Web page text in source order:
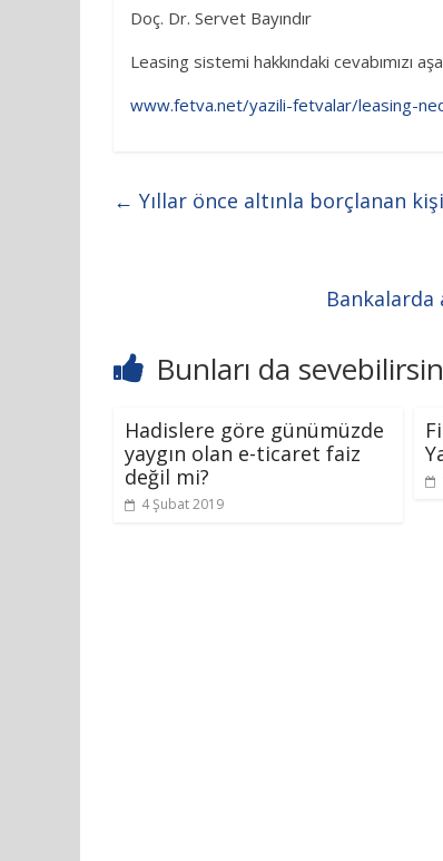
Doç. Dr. Servet Bayındır
Leasing sistemi hakkındaki cevabımızı
www.fetva.net/yazili-fetvalar/leasing-
← Yıllar önce altınla borçlanan
Bankalarda
Bunları da
Hadislere göre günümüzde
yaygın olan e-ticaret faiz
değil mi?
4 Şubat 2019